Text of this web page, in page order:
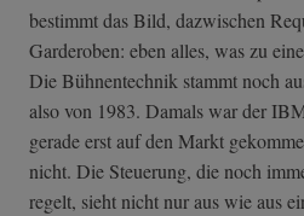
bestimmt das Bild, dazwischen
Garderoben: eben alles, was zu
Die Bühnentechnik stammt noch
also von 1983. Damals war der
gerade erst auf den Markt
nicht. Die Steuerung, die noch
regelt, sieht nicht nur aus wie aus